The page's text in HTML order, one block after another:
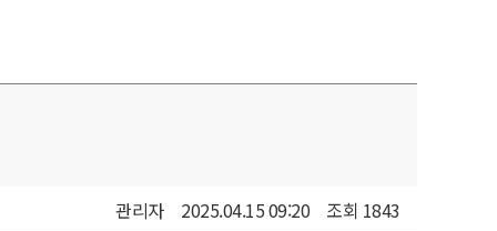
관리자 2025.04.15 09:20 조회 1843